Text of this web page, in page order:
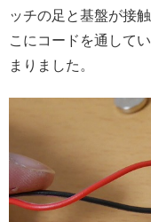
ッチの足と基盤が接
こにコードを通して
まりました。